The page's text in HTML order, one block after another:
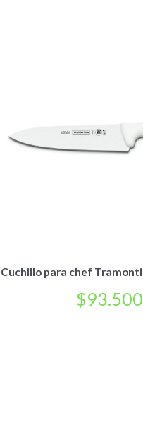
Cuchillo para chef
$93.500